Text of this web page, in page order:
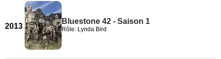
2013
Bluestone 42 - Saison 1
Rôle: Lynda Bird